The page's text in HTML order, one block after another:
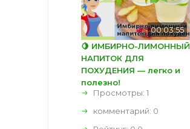
00:03:55
🍋 ИМБИРНО-ЛИМОННЫЙ
НАПИТОК ДЛЯ
ПОХУДЕНИЯ — легко и
полезно!
Просмотры: 1
комментарий: 0